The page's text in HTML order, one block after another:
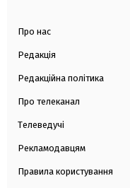
Про нас
Редакція
Редакційна політика
Про телеканал
Телеведучі
Рекламодавцям
Правила користування